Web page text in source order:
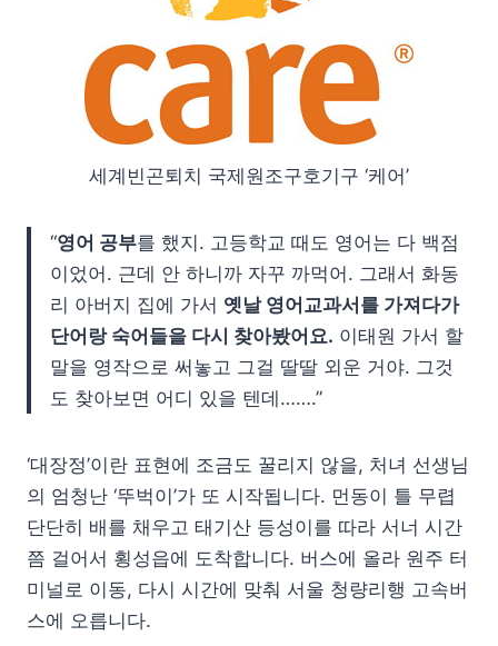
세계빈곤퇴치 국제원조구호기구 ‘케어’
“영어 공부를 했지. 고등학교 때도 영어는 다 백점
이었어. 근데 안 하니까 자꾸 까먹어. 그래서 화동
리 아버지 집에 가서 옛날 영어교과서를 가져다가
단어랑 숙어들을 다시 찾아봤어요. 이태원 가서 할
말을 영작으로 써놓고 그걸 딸딸 외운 거야. 그것
도 찾아보면 어디 있을 텐데…….”
‘대장정’이란 표현에 조금도 꿀리지 않을, 처녀 선생님
의 엄청난 ‘뚜벅이’가 또 시작됩니다. 먼동이 틀 무렵
단단히 배를 채우고 태기산 등성이를 따라 서너 시간
쯤 걸어서 횡성읍에 도착합니다. 버스에 올라 원주 터
미널로 이동, 다시 시간에 맞춰 서울 청량리행 고속버
스에 오릅니다.